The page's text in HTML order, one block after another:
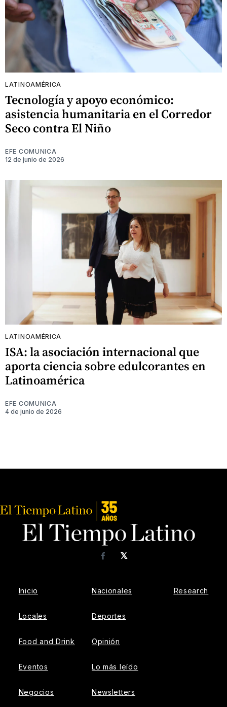
LATINOAMÉRICA
Tecnología y apoyo económico:
asistencia humanitaria en el Corredor
Seco contra El Niño
EFE COMUNICA
12 de junio de 2026
LATINOAMÉRICA
ISA: la asociación internacional que
aporta ciencia sobre edulcorantes en
Latinoamérica
EFE COMUNICA
4 de junio de 2026
𝕏
Facebook
Inicio
Locales
Food and Drink
Eventos
Negocios
Nacionales
Deportes
Opinión
Lo más leído
Newsletters
Research